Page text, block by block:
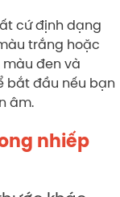
cứ định dạng
trắng hoặc
màu đen và
bắt đầu nếu bạn
âm.
nhiếp